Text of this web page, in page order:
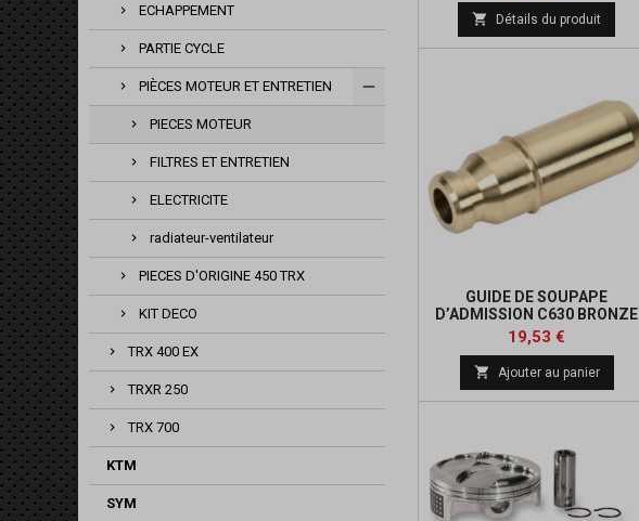
ECHAPPEMENT
PARTIE CYCLE
PIÈCES MOTEUR ET ENTRETIEN
PIECES MOTEUR
FILTRES ET ENTRETIEN
ELECTRICITE
radiateur-ventilateur
PIECES D'ORIGINE 450 TRX
KIT DECO
TRX 400 EX
TRXR 250
TRX 700
KTM
SYM
de
base
 Détails du produit
GUIDE DE SOUPAPE
D’ADMISSION C630 BRONZE
Prix
19,53 €
base
 Ajouter au panier